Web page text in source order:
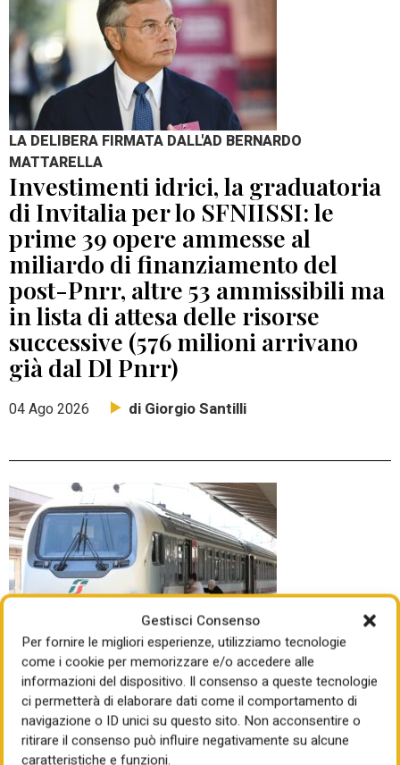
Gestisci Consenso
Per fornire le migliori esperienze, utilizziamo tecnologie
come i cookie per memorizzare e/o accedere alle
informazioni del dispositivo. Il consenso a queste tecnologie
ci permetterà di elaborare dati come il comportamento di
navigazione o ID unici su questo sito. Non acconsentire o
ritirare il consenso può influire negativamente su alcune
caratteristiche e funzioni.
LA DELIBERA FIRMATA DALL'AD BERNARDO
MATTARELLA
Investimenti idrici, la graduatoria
di Invitalia per lo SFNIISSI: le
prime 39 opere ammesse al
miliardo di finanziamento del
post-Pnrr, altre 53 ammissibili ma
in lista di attesa delle risorse
successive (576 milioni arrivano
già dal Dl Pnrr)
04 Ago 2026 di Giorgio Santilli
DOPO CINQUE GIORNI DI BRACCIO DI FERRO ALLA
CAMERA
La commissione europea piega